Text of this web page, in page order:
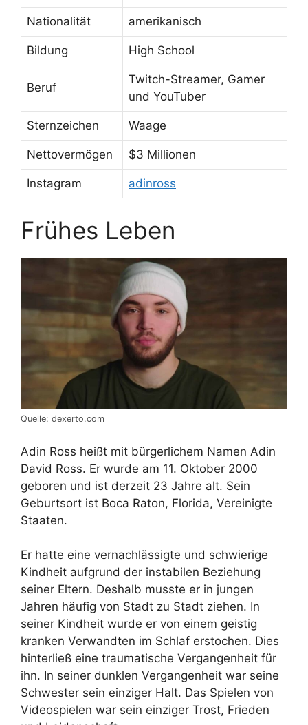
Nationalität amerikanisch
Bildung High School
Beruf
Twitch-Streamer, Gamer
und YouTuber
Sternzeichen Waage
Nettovermögen $3 Millionen
Instagram adinross
Frühes Leben
Quelle: dexerto.com
Adin Ross heißt mit bürgerlichem Namen Adin
David Ross. Er wurde am 11. Oktober 2000
geboren und ist derzeit 23 Jahre alt. Sein
Geburtsort ist Boca Raton, Florida, Vereinigte
Staaten.
Er hatte eine vernachlässigte und schwierige
Kindheit aufgrund der instabilen Beziehung
seiner Eltern. Deshalb musste er in jungen
Jahren häufig von Stadt zu Stadt ziehen. In
seiner Kindheit wurde er von einem geistig
kranken Verwandten im Schlaf erstochen. Dies
hinterließ eine traumatische Vergangenheit für
ihn. In seiner dunklen Vergangenheit war seine
Schwester sein einziger Halt. Das Spielen von
Videospielen war sein einziger Trost, Frieden